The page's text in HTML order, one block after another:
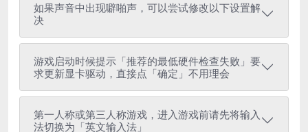
如果声音中出现噼啪声，可以尝试修改以下设置解
决
游戏启动时候提示「推荐的最低硬件检查失败」要
求更新显卡驱动，直接点「确定」不用理会
第一人称或第三人称游戏，进入游戏前请先将输入
法切换为「英文输入法」